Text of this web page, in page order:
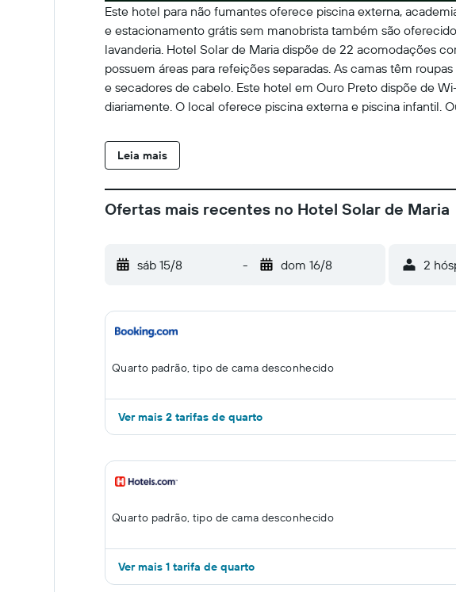
Este hotel para não fumantes oferece piscina externa,
e estacionamento grátis sem manobrista também são
lavanderia. Hotel Solar de Maria dispõe de 22 acomodações
possuem áreas para refeições separadas. As camas têm
e secadores de cabelo. Este hotel em Ouro Preto dispõe de
diariamente. O local oferece piscina externa e piscina infantil.
Leia mais
Ofertas mais recentes no Hotel Solar de Maria
sáb 15/8 - dom 16/8 2
Quarto padrão, tipo de cama desconhecido
Ver mais 2 tarifas de quarto
Quarto padrão, tipo de cama desconhecido
Ver mais 1 tarifa de quarto